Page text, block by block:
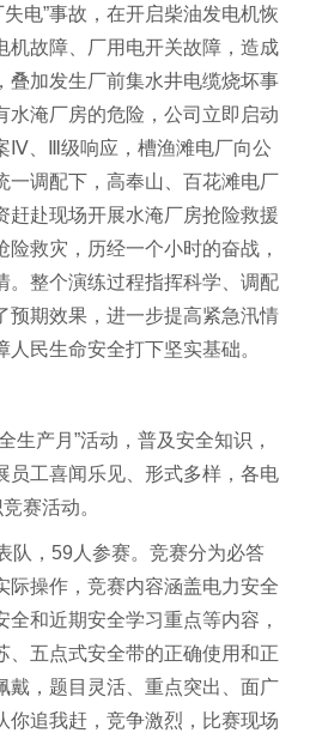
电”事故，在开启柴油发电机恢
机故障、厂用电开关故障，造成
叠加发生厂前集水井电缆烧坏事
水淹厂房的危险，公司立即启动
Ⅳ、Ⅲ级响应，槽渔滩电厂向公
一调配下，高奉山、百花滩电厂
赶赴现场开展水淹厂房抢险救援
救灾，历经一个小时的奋战，
。整个演练过程指挥科学、调配
预期效果，进一步提高紧急汛情
民生命安全打下坚实基础。
生产月”活动，普及安全知识，
员工喜闻乐见、形式多样，各电
赛活动。
队，59人参赛。竞赛分为必答
际操作，竞赛内容涵盖电力安全
和近期安全学习重点等内容，
、五点式安全带的正确使用和正
戴，题目灵活、重点突出、面广
你追我赶，竞争激烈，比赛现场